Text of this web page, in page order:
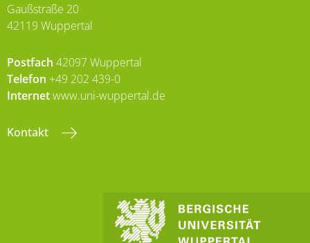
Gaußstraße 20
42119 Wuppertal
Postfach 42097 Wuppertal
Telefon +49 202 439-0
Internetwww.uni-wuppertal.de
Kontakt